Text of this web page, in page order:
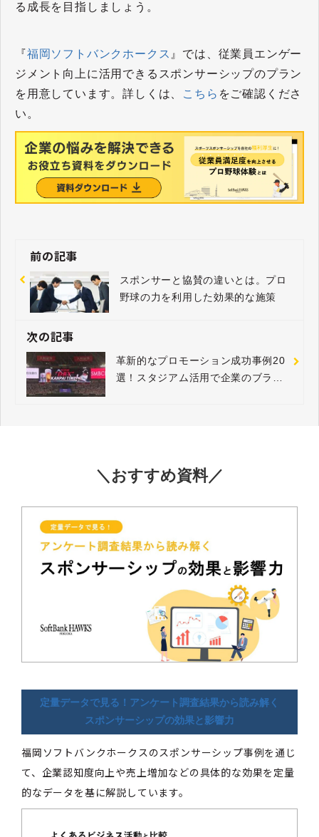
る成長を目指しましょう。
『福岡ソフトバンクホークス 』では、従業員エンゲー
ジメント向上に活用できるスポンサーシップのプラン
を用意しています。詳しくは、
こちら をご確認くださ
い。
前の記事
スポンサーと協賛の違いとは。プロ
野球の力を利用した効果的な施策
次の記事
革新的なプロモーション成功事例20
選！スタジアム活用で企業のブラン
＼おすすめ資料／
定量データで見る！アンケート調査結果から読み解く
スポンサーシップの効果と影響力
福岡ソフトバンクホークスのスポンサーシップ事例を通じ
て、企業認知度向上や売上増加などの具体的な効果を定量
的なデータを基に解説しています。